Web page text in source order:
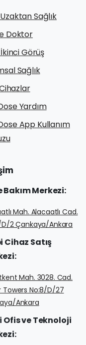
Sağlık
Doktor
Görüş
Sağlık
Yardım
App Kullanım
BakımMerkezi:
Mah. Alacaatlı Cad.
D/2 Çankaya/Ankara
Cihaz Satış
Mah. 3028. Cad.
Towers No:8/D/27
Ankara
OfisveTeknoloji